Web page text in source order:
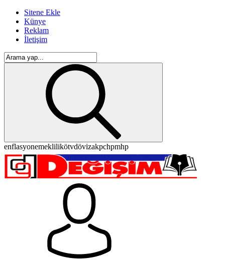
Sitene Ekle
Künye
Reklam
İletişim
enflasyonemeklilikötvdövizakpchpmhp